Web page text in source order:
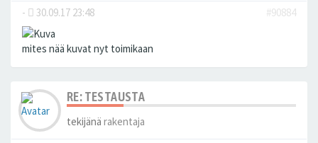
- 30.09.17 23:48 #90884
mites nää kuvat nyt toimikaan
RE: TESTAUSTA
tekijänä rakentaja